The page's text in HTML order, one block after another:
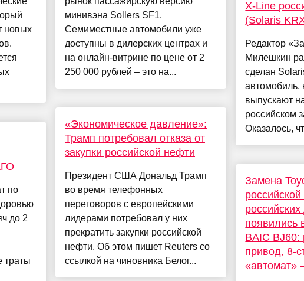
новых
по
до 2
траты
минивэна Sollers SF1.
Семиместные автомобили уже
доступны в дилерских центрах и
на онлайн-витрине по цене от 2
250 000 рублей – это на...
«Экономическое давление»:
Трамп потребовал отказа от
закупки российской нефти
Президент США Дональд Трамп
во время телефонных
переговоров с европейскими
лидерами потребовал у них
прекратить закупки российской
нефти. Об этом пишет Reuters со
ссылкой на чиновника Белог...
X-Line
(Solaris
Редактор
Милешкин
сделан
автомобиль,
выпускают
российском
Оказалось,
Замена
появились
BAIC
привод, 8-
«автомат»